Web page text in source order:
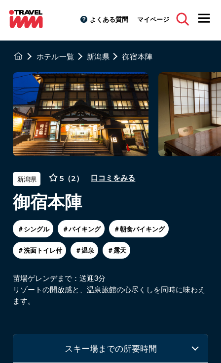
よくある質問 マイページ
ホテル一覧 新潟県 御宿本陣
新潟県 5（2） 口コミをみる
御宿本陣
＃シングル ＃バイキング ＃朝食バイキング
＃洗面トイレ付 ＃温泉 ＃露天
苗場ゲレンデまで：送迎3分
リゾートの開放感と、温泉旅館の心尽くしを同時に味わえ
ます。
スキー場までの所要時間